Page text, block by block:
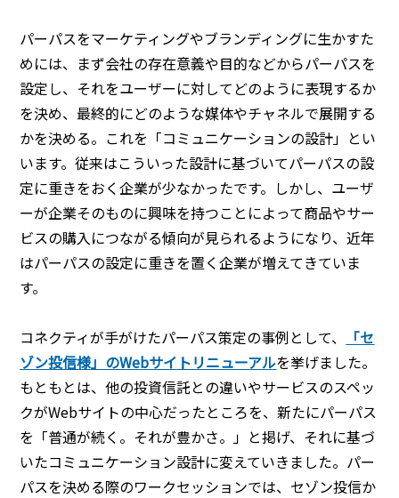
パーパスをマーケティングやブランディングに生かすた
めには、まず会社の存在意義や目的などからパーパスを
設定し、それをユーザーに対してどのように表現するか
を決め、最終的にどのような媒体やチャネルで展開する
かを決める。これを「コミュニケーションの設計」とい
います。従来はこういった設計に基づいてパーパスの設
定に重きをおく企業が少なかったです。しかし、ユーザ
ーが企業そのものに興味を持つことによって商品やサー
ビスの購入につながる傾向が見られるようになり、近年
はパーパスの設定に重きを置く企業が増えてきていま
す。
コネクティが手がけたパーパス策定の事例として、
「セ
ゾン投信様」のWebサイトリニューアルを挙げました。
もともとは、他の投資信託との違いやサービスのスペッ
クがWebサイトの中心だったところを、新たにパーパス
を「普通が続く。それが豊かさ。」と掲げ、それに基づ
いたコミュニケーション設計に変えていきました。パー
パスを決める際のワークセッションでは、セゾン投信か